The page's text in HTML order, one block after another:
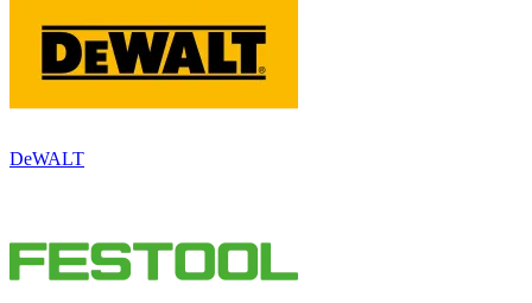
DeWALT